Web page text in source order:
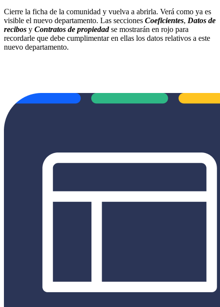
Cierre la ficha de la comunidad y vuelva a abrirla. Verá como ya es
visible el nuevo departamento. Las secciones Coeficientes, Datos de
recibos y Contratos de propiedadse mostrarán en rojo para
recordarle que debe cumplimentar en ellas los datos relativos a este
nuevo departamento.